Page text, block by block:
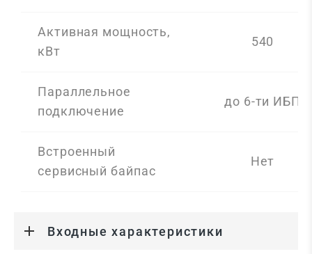
Активная мощность,
кВт
540
Параллельное
подключение
до 6-ти ИБП
Встроенный
сервисный байпас
Нет
Входные характеристики